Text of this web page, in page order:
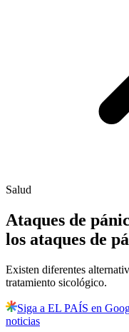
Salud
Ataques de
los ataques de
Existen diferentes
tratamiento sicológico.
Siga a EL PAÍS en
noticias